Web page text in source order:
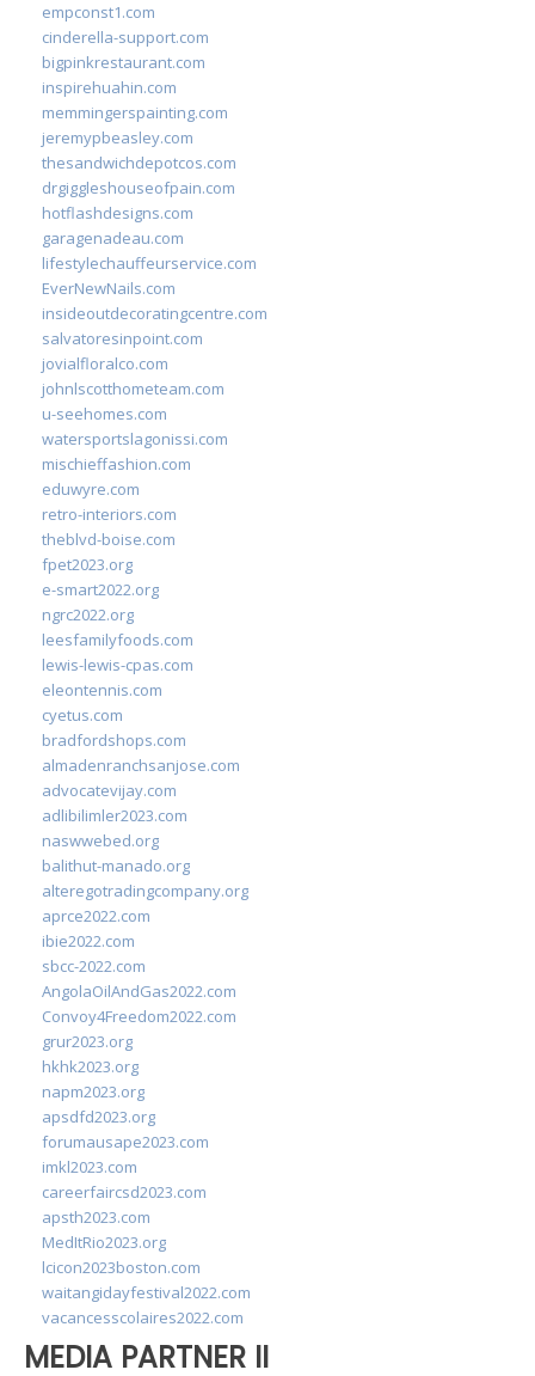
empconst1.com
cinderella-support.com
bigpinkrestaurant.com
inspirehuahin.com
memmingerspainting.com
jeremypbeasley.com
thesandwichdepotcos.com
drgiggleshouseofpain.com
hotflashdesigns.com
garagenadeau.com
lifestylechauffeurservice.com
EverNewNails.com
insideoutdecoratingcentre.com
salvatoresinpoint.com
jovialfloralco.com
johnlscotthometeam.com
u-seehomes.com
watersportslagonissi.com
mischieffashion.com
eduwyre.com
retro-interiors.com
theblvd-boise.com
fpet2023.org
e-smart2022.org
ngrc2022.org
leesfamilyfoods.com
lewis-lewis-cpas.com
eleontennis.com
cyetus.com
bradfordshops.com
almadenranchsanjose.com
advocatevijay.com
adlibilimler2023.com
naswwebed.org
balithut-manado.org
alteregotradingcompany.org
aprce2022.com
ibie2022.com
sbcc-2022.com
AngolaOilAndGas2022.com
Convoy4Freedom2022.com
grur2023.org
hkhk2023.org
napm2023.org
apsdfd2023.org
forumausape2023.com
imkl2023.com
careerfaircsd2023.com
apsth2023.com
MedItRio2023.org
lcicon2023boston.com
waitangidayfestival2022.com
vacancesscolaires2022.com
MEDIA PARTNER II